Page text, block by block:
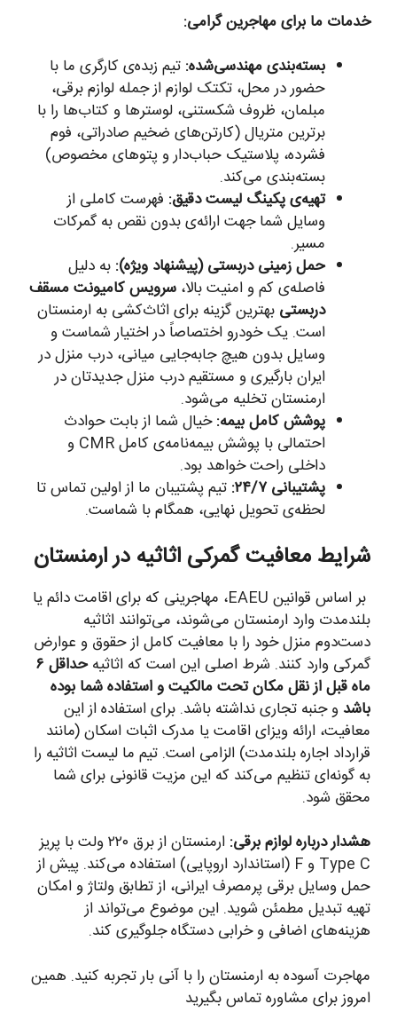
خدمات ما برای مهاجرین گرامی:
بسته‌بندی مهندسی‌شده: تیم زبده‌ی کارگری ما با
حضور در محل، تکتک لوازم از جمله لوازم برقی،
مبلمان، ظروف شکستنی، لوسترها و کتاب‌ها را با
برترین متریال (کارتن‌های ضخیم صادراتی، فوم
فشرده، پلاستیک حباب‌دار و پتوهای مخصوص)
بسته‌بندی می‌کند.
تهیه‌ی پکینگ لیست دقیق: فهرست کاملی از
وسایل شما جهت ارائه‌ی بدون نقص به گمرکات
مسیر.
حمل زمینی دربستی (پیشنهاد ویژه): به دلیل
فاصله‌ی کم و امنیت بالا، سرویس کامیونت مسقف
دربستی بهترین گزینه برای اثاث‌کشی به ارمنستان
است. یک خودرو اختصاصاً در اختیار شماست و
وسایل بدون هیچ جابه‌جایی میانی، درب منزل در
ایران بارگیری و مستقیم درب منزل جدیدتان در
ارمنستان تخلیه می‌شود.
پوشش کامل بیمه:خیال شما از بابت حوادث
احتمالی با پوشش بیمه‌نامه‌ی کامل CMR و
داخلی راحت خواهد بود.
پشتیبانی ۲۴/۷:
تیم پشتیبان ما از اولین تماس تا
لحظه‌ی تحویل نهایی، همگام با شماست.
شرایط معافیت گمرکی اثاثیه در ارمنستان
بر اساس قوانین EAEU، مهاجرینی که برای اقامت دائم یا
بلندمدت وارد ارمنستان می‌شوند، می‌توانند اثاثیه
دست‌دوم منزل خود را با معافیت کامل از حقوق و عوارض
گمرکی وارد کنند. شرط اصلی این است که اثاثیه
حداقل ۶
ماه قبل از نقل مکان تحت مالکیت و استفاده شما بوده
باشد و جنبه تجاری نداشته باشد. برای استفاده از این
معافیت، ارائه ویزای اقامت یا مدرک اثبات اسکان (مانند
قرارداد اجاره بلندمدت) الزامی است. تیم ما لیست اثاثیه را
به گونه‌ای تنظیم می‌کند که این مزیت قانونی برای شما
محقق شود.
هشدار درباره لوازم برقی:
ارمنستان از برق ۲۲۰ ولت با پریز
Type C و F (استاندارد اروپایی) استفاده می‌کند. پیش از
حمل وسایل برقی پرمصرف ایرانی، از تطابق ولتاژ و امکان
تهیه تبدیل مطمئن شوید. این موضوع می‌تواند از
هزینه‌های اضافی و خرابی دستگاه جلوگیری کند.
مهاجرت آسوده به ارمنستان را با آنی بار تجربه کنید. همین
امروز برای مشاوره تماس بگیرید